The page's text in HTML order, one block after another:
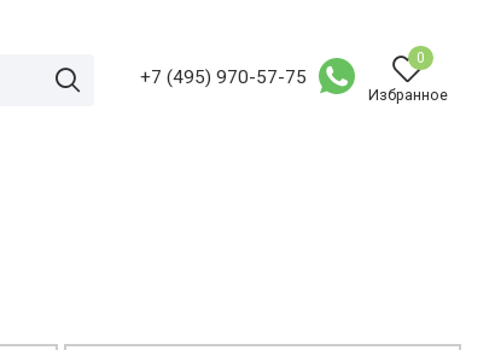
+7 (495) 970-57-75
0
Избранное